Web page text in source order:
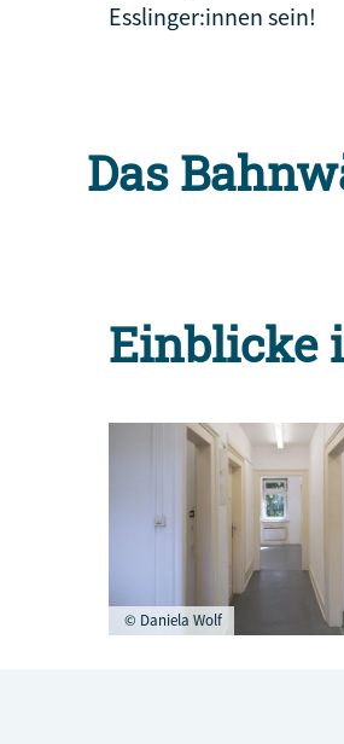
Esslinger:innen sein!
Das
Einblicke
© Daniela Wolf